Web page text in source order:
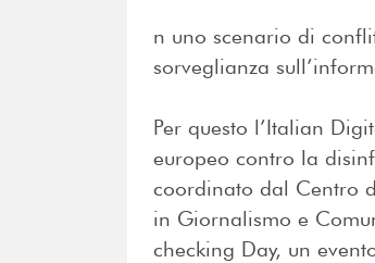
n uno scenario di
sorveglianza
Per questo l’Italian
europeo contro la
coordinato dal Centro
in Giornalismo e
checking Day, un